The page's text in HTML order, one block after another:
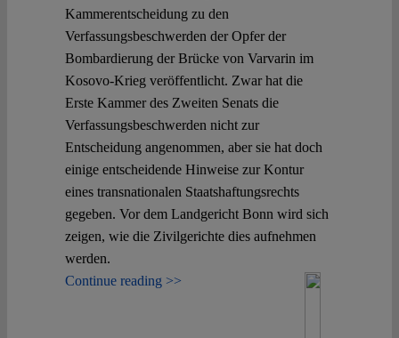
Kammerentscheidung zu den
Verfassungsbeschwerden der Opfer der
Bombardierung der Brücke von Varvarin im
Kosovo-Krieg veröffentlicht. Zwar hat die
Erste Kammer des Zweiten Senats die
Verfassungsbeschwerden nicht zur
Entscheidung angenommen, aber sie hat doch
einige entscheidende Hinweise zur Kontur
eines transnationalen Staatshaftungsrechts
gegeben. Vor dem Landgericht Bonn wird sich
zeigen, wie die Zivilgerichte dies aufnehmen
werden.
Continue reading >>